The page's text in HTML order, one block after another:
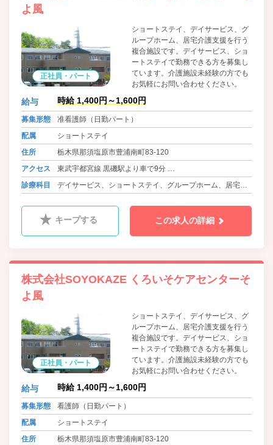
よ風
正社員・パート
ショートステイ、デイサービス、グ
ループホーム、居宅介護支援を行う
複合施設です。デイサービス、ショ
ートステイで勤務できる方を募集し
ています。介護施設未経験の方でも
お気軽にお問い合わせください。
給与 時給 1,400円～1,600円
募集形態
准看護師（日勤パート）
配属
ショートステイ
住所
栃木県那須塩原市豊浦南町83-120
アクセス
東武宇都宮線 黒磯駅より車で9分
宇都宮線 那須塩原駅より車で9分
診療科目
デイサービス、ショートステイ、グループホーム、居宅支
キープする この求人の詳細
株式会社SOYOKAZE くろいそケアセンターそ
よ風
正社員・パート
ショートステイ、デイサービス、グ
ループホーム、居宅介護支援を行う
複合施設です。デイサービス、ショ
ートステイで勤務できる方を募集し
ています。介護施設未経験の方でも
お気軽にお問い合わせください。
給与 時給 1,400円～1,600円
募集形態
看護師（日勤パート）
配属
ショートステイ
住所
栃木県那須塩原市豊浦南町83-120